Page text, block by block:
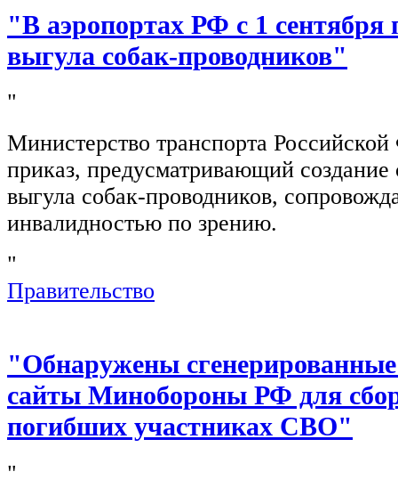
"В аэропортах РФ с 1 сентября
выгула собак-проводников"
"
Министерство транспорта
приказ, предусматривающий создание
выгула собак-проводников,
инвалидностью по зрению.
"
Правительство
"Обнаружены
сайты Минобороны РФ для
погибших участниках СВО"
"